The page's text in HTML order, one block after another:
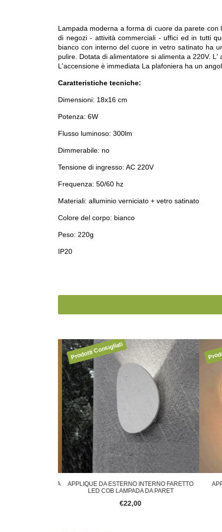
Lampada moderna a forma di cuore da parete
di negozi - attività commerciali - uffici ed in tutti
bianco con interno del cuore in vetro satinato ha
pulire. Dotata di alimentatore si alimenta a 220V.
L'accensione è immediata La plafoniera ha un
Caratteristiche tecniche:
Dimensioni: 18x16 cm
Potenza: 6W
Flusso luminoso: 300lm
Dimmerabile: no
Tensione di ingresso: AC 220V
Frequenza: 50/60 hz
Materiali: alluminio verniciato + vetro satinato
Colore del corpo: bianco
Peso: 220g
IP20
APPLIQUE DA ESTERNO INTERNO FARETTO
LED COB LAMPADA DA PARET
€22,00